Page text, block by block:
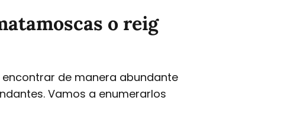
o reig
de manera abundante
Vamos a enumerarlos